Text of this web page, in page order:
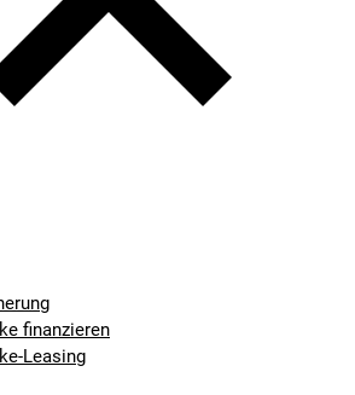
finanzieren
Leasing